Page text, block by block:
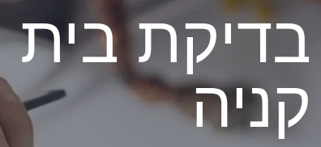
בדיקת בית
קניה